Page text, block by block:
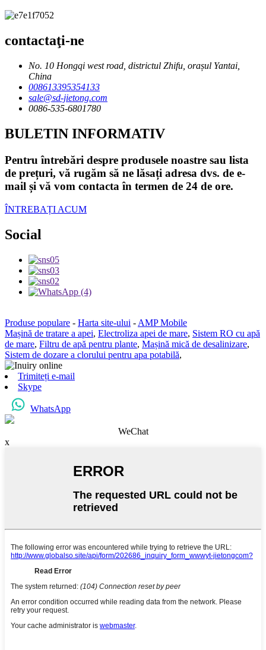
contactaţi-ne
No. 10 Hongqi west road, districtul Zhifu, orașul Yantai,
China
008613395354133
sale@sd-jietong.com
0086-535-6801780
BULETIN INFORMATIV
Pentru întrebări despre produsele noastre sau lista
de prețuri, vă rugăm să ne lăsați adresa dvs. de e-
mail și vă vom contacta în termen de 24 de ore.
ÎNTREBAȚI ACUM
Social
Produse populare - Harta site-ului - AMP Mobile
Mașină de tratare a apei, Electroliza apei de mare, Sistem RO cu apă
de mare, Filtru de apă pentru plante, Mașină mică de desalinizare,
Sistem de dozare a clorului pentru apa potabilă,
Trimiteți e-mail
Skype
WhatsApp
WeChat
x